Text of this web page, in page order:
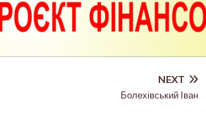
NEXT
Болехівський Іван